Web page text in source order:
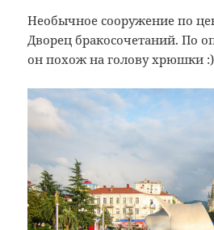
Необычное сооружение по
Дворец бракосочетаний. По
он похож на голову хрюшки